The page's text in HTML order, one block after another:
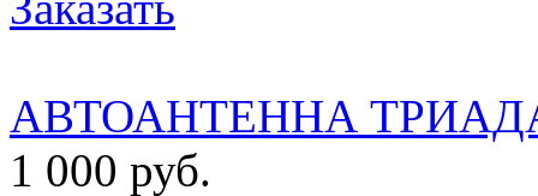
АВТОАНТЕННА
1 000 руб.